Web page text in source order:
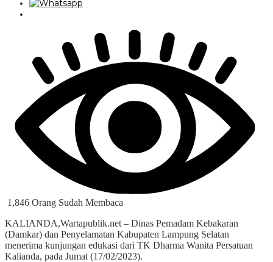
1,846 Orang Sudah Membaca
KALIANDA,Wartapublik.net – Dinas Pemadam Kebakaran
(Damkar) dan Penyelamatan Kabupaten Lampung Selatan
menerima kunjungan edukasi dari TK Dharma Wanita Persatuan
Kalianda, pada Jumat (17/02/2023).